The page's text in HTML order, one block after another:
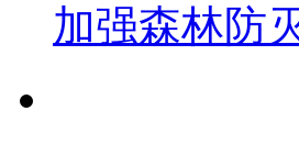
加强森林防